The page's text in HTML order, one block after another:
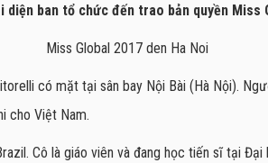
ban tổ chức đến trao bản quyền Miss
có mặt tại sân bay Nội Bài (Hà Nội).
cho Việt Nam.
Cô là giáo viên và đang học tiến sĩ tại Đại